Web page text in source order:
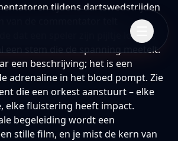
tijdens dartswedstrijden
van de commentator telt
dat een speler zijn pijltje loslaat,
een stem die de spanning meetelt.
een beschrijving; het is een
adrenaline in het bloed pompt. Zie
die een orkest aanstuurt – elke
elke fluistering heeft impact.
begeleiding wordt een
stille film, en je mist de kern van